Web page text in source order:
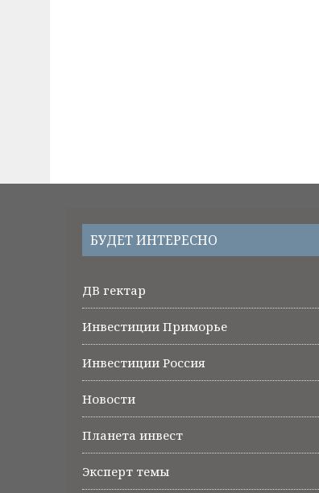
БУДЕТ ИНТЕРЕСНО
ДВ гектар
Инвестиции Приморье
Инвестиции Россия
Новости
Планета инвест
Эксперт темы